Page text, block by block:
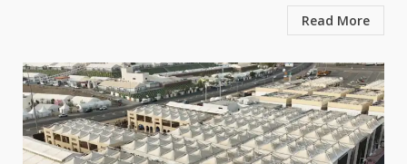
Read More